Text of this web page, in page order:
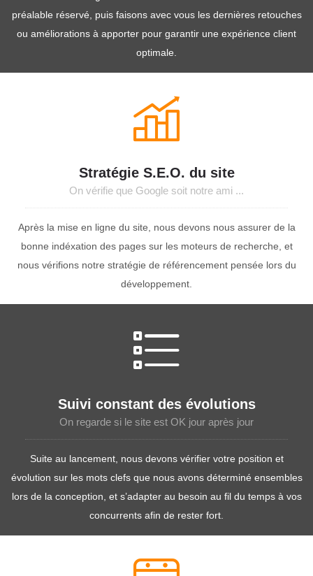
préalable réservé, puis faisons avec vous les dernières retouches
ou améliorations à apporter pour garantir une expérience client
optimale.
Stratégie S.E.O. du site
On vérifie que Google soit notre ami ...
Après la mise en ligne du site, nous devons nous assurer de la
bonne indéxation des pages sur les moteurs de recherche, et
nous vérifions notre stratégie de référencement pensée lors du
développement.
Suivi constant des évolutions
On regarde si le site est OK jour après jour
Suite au lancement, nous devons vérifier votre position et
évolution sur les mots clefs que nous avons déterminé ensembles
lors de la conception, et s’adapter au besoin au fil du temps à vos
concurrents afin de rester fort.